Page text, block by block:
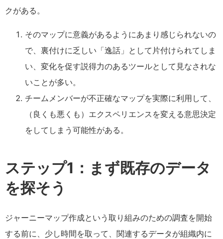
クがある。
そのマップに意義があるようにあまり感じられないの
で、裏付けに乏しい「逸話」として片付けられてしま
い、変化を促す説得力のあるツールとして見なされな
いことが多い。
チームメンバーが不正確なマップを実際に利用して、
（良くも悪くも）エクスペリエンスを変える意思決定
をしてしまう可能性がある。
ステップ1：まず既存のデータ
を探そう
ジャーニーマップ作成という取り組みのための調査を開始
する前に、少し時間を取って、関連するデータが組織内に